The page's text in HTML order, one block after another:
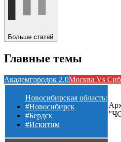
Больше статей
Главные темы
Академгородок 2.0Москва Vs
Новосибирская область:
#Новосибирск
#Бердск
#Искитим